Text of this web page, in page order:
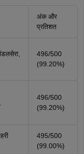
अंक और
प्रतिशत
496/500
(99.20%)
496/500
(99.20%)
495/500
(99.00%)